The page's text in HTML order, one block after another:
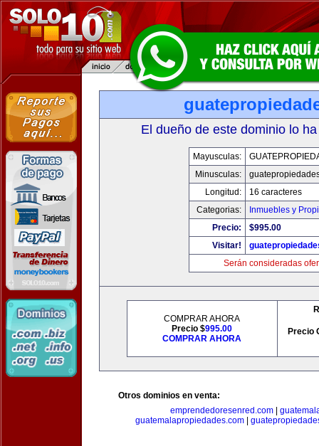
El dueño de este dominio lo
Mayusculas:
Minusculas:
Longitud:
16 caracteres
Categorias:
Inmuebles y
Precio:
$995.00
Visitar!
Serán consideradas
COMPRAR AHORA
Precio $995.00
COMPRAR AHORA
Precio
Otros dominios en venta:
emprendedoresenred.com|
guatemalapropiedades.com|